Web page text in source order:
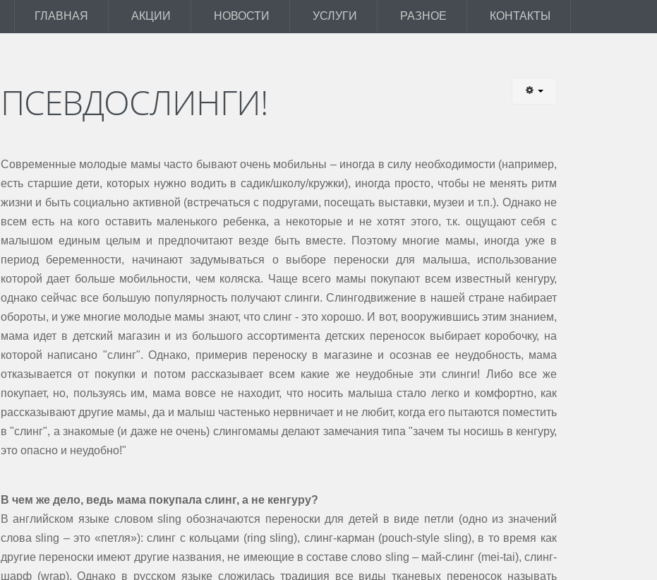
ГЛАВНАЯ АКЦИИ НОВОСТИ УСЛУГИ РАЗНОЕ КОНТАКТЫ
ПСЕВДОСЛИНГИ!
Современные молодые мамы часто бывают очень мобильны – иногда в силу необходимости (например,
есть старшие дети, которых нужно водить в садик/школу/кружки), иногда просто, чтобы не менять ритм
жизни и быть социально активной (встречаться с подругами, посещать выставки, музеи и т.п.). Однако не
всем есть на кого оставить маленького ребенка, а некоторые и не хотят этого, т.к. ощущают себя с
малышом единым целым и предпочитают везде быть вместе. Поэтому многие мамы, иногда уже в
период беременности, начинают задумываться о выборе переноски для малыша, использование
которой дает больше мобильности, чем коляска. Чаще всего мамы покупают всем известный кенгуру,
однако сейчас все большую популярность получают слинги. Слингодвижение в нашей стране набирает
обороты, и уже многие молодые мамы знают, что слинг - это хорошо. И вот, вооружившись этим знанием,
мама идет в детский магазин и из большого ассортимента детских переносок выбирает коробочку, на
которой написано "слинг". Однако, примерив переноску в магазине и осознав ее неудобность, мама
отказывается от покупки и потом рассказывает всем какие же неудобные эти слинги! Либо все же
покупает, но, пользуясь им, мама вовсе не находит, что носить малыша стало легко и комфортно, как
рассказывают другие мамы, да и малыш частенько нервничает и не любит, когда его пытаются поместить
в "слинг", а знакомые (и даже не очень) слингомамы делают замечания типа "зачем ты носишь в кенгуру,
это опасно и неудобно!"
В чем же дело, ведь мама покупала слинг, а не кенгуру?
В английском языке словом sling обозначаются переноски для детей в виде петли (одно из значений
слова sling – это «петля»): слинг с кольцами (ring sling), слинг-карман (pouch-style sling), в то время как
другие переноски имеют другие названия, не имеющие в составе слово sling – май-слинг (mei-tai), слинг-
шарф (wrap). Однако в русском языке сложилась традиция все виды тканевых переносок называть